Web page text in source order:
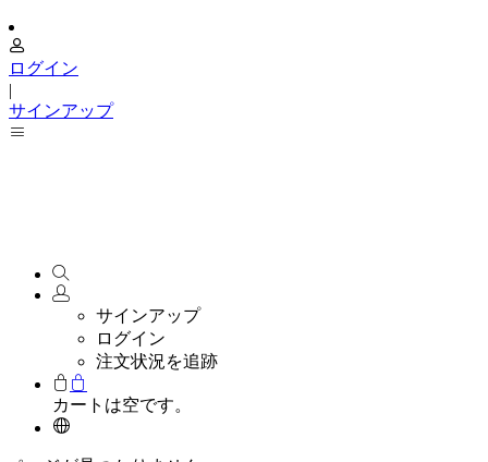
ログイン
|
サインアップ
サインアップ
ログイン
注文状況を追跡
カートは空です。